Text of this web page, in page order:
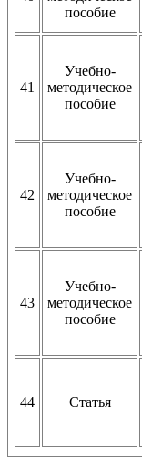
пособие
41
Учебно-
методическое
пособие
42
Учебно-
методическое
пособие
43
Учебно-
методическое
пособие
44 Статья